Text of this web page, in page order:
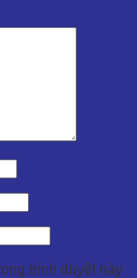
trình duyệt này